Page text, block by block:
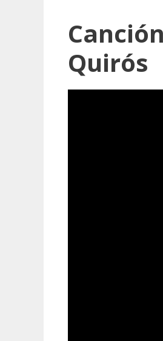
Quirós